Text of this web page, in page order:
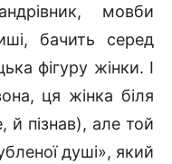
мовби
бачить серед
фігуру жінки. І
ця жінка біля
й пізнав), але той
душі», який